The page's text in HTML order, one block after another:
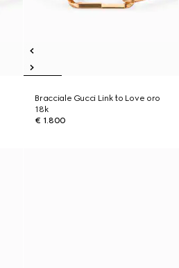
Bracciale Gucci Link to Love oro
18k
€ 1.800